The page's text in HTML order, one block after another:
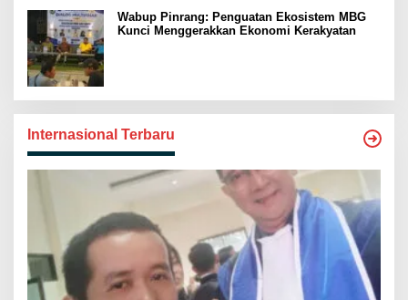
Wabup Pinrang: Penguatan Ekosistem MBG
Kunci Menggerakkan Ekonomi Kerakyatan
Internasional Terbaru